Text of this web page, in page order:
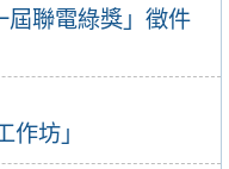
屆聯電綠獎」徵件
作坊」